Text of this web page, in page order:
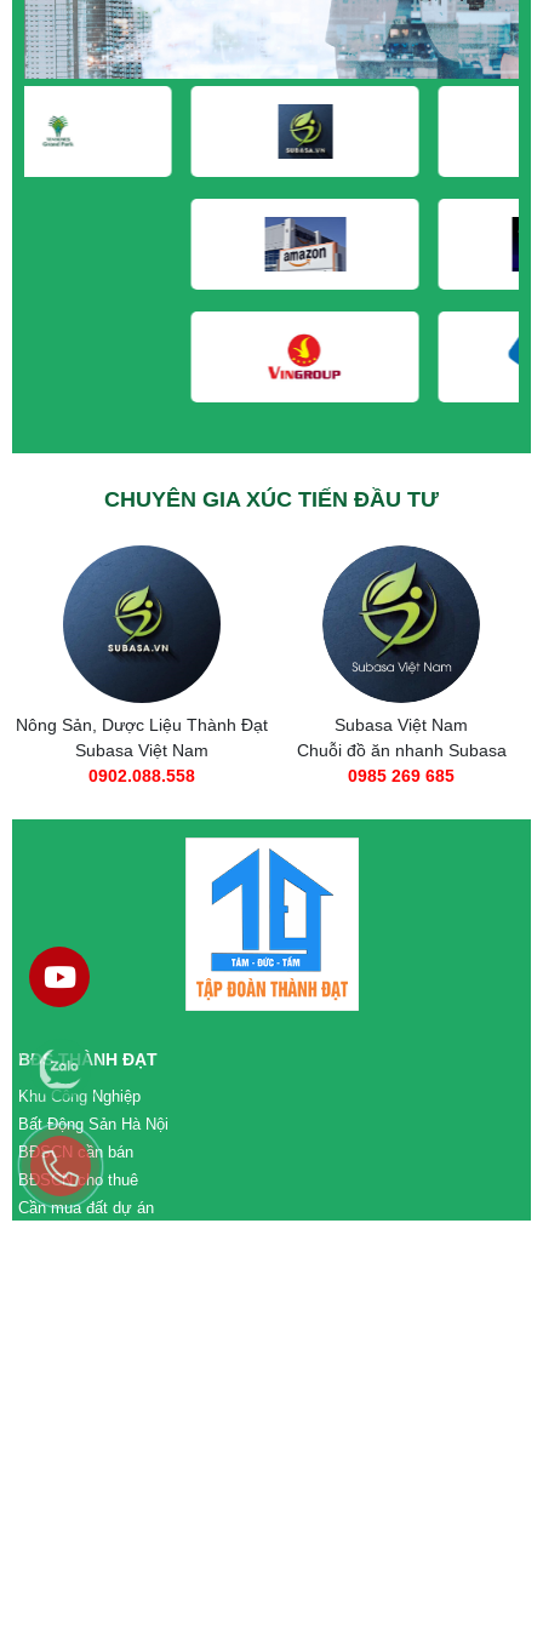
M&A CẦN MUA tại Kiên Giang
M&A CẦN MUA tại Long An
M&A CẦN MUA tại Sóc Trăng
M&A CẦN MUA tại Tiền Giang
M&A CẦN MUA tại Quảng Ninh
CHUYÊN GIA XÚC TIẾN ĐẦU TƯ
Nông Sản, Dược Liệu Thành Đạt
Subasa Việt Nam
0902.088.558
Subasa Việt Nam
Chuỗi đồ ăn nhanh Subasa
0985 269 685
BĐS THÀNH ĐẠT
Khu Công Nghiệp
Bất Động Sản Hà Nội
BĐSCN cần bán
BĐSCN cho thuê
Cần mua đất dự án